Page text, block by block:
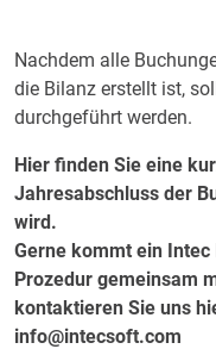
Nachdem alle
die Bilanz erstellt ist,
durchgeführt werden.
Hier finden Sie eine
Jahresabschluss der
wird.
Gerne kommt ein
Prozedur gemeinsam
kontaktieren Sie uns
info@intecsoft.com